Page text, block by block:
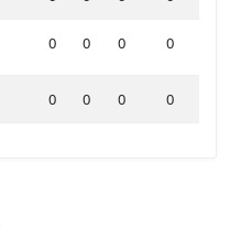
0 0 0 0
0 0 0 0